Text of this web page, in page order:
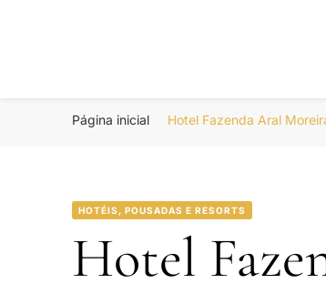
Portal Boa
Página inicial Hotel Fazenda Aral
HOTÉIS, POUSADAS E RESORTS
Hotel